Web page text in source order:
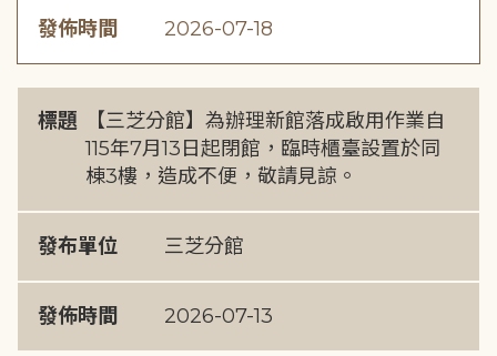
發佈時間 2026-07-18
標題
【三芝分館】為辦理新館落成啟用作業自
115年7月13日起閉館，臨時櫃臺設置於同
棟3樓，造成不便，敬請見諒。
發布單位 三芝分館
發佈時間 2026-07-13